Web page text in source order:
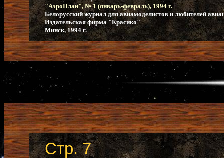
"АэроПлан", № 1 (январь-февраль), 1994 г.
Белорусский журнал для авиамоделистов и любителей
Издательская фирма "Красико"
Минск, 1994 г.
Стр. 7